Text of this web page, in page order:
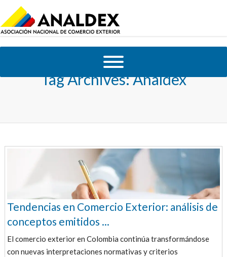
Tag Archives:Analdex
Tendencias en Comercio Exterior: análisis de
conceptos emitidos ...
El comercio exterior en Colombia continúa transformándose
con nuevas interpretaciones normativas y criterios